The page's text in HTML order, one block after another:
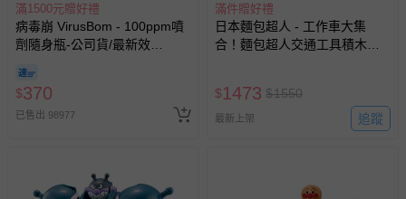
滿1500元贈好禮
病毒崩 VirusBom - 100ppm噴
劑隨身瓶-公司貨/最新效
$370
已售出 98977
滿件贈好禮
日本麵包超人 - 工作車大集
合！麵包超人交通工具積木桶
$1473 $1550
最新上架 追蹤